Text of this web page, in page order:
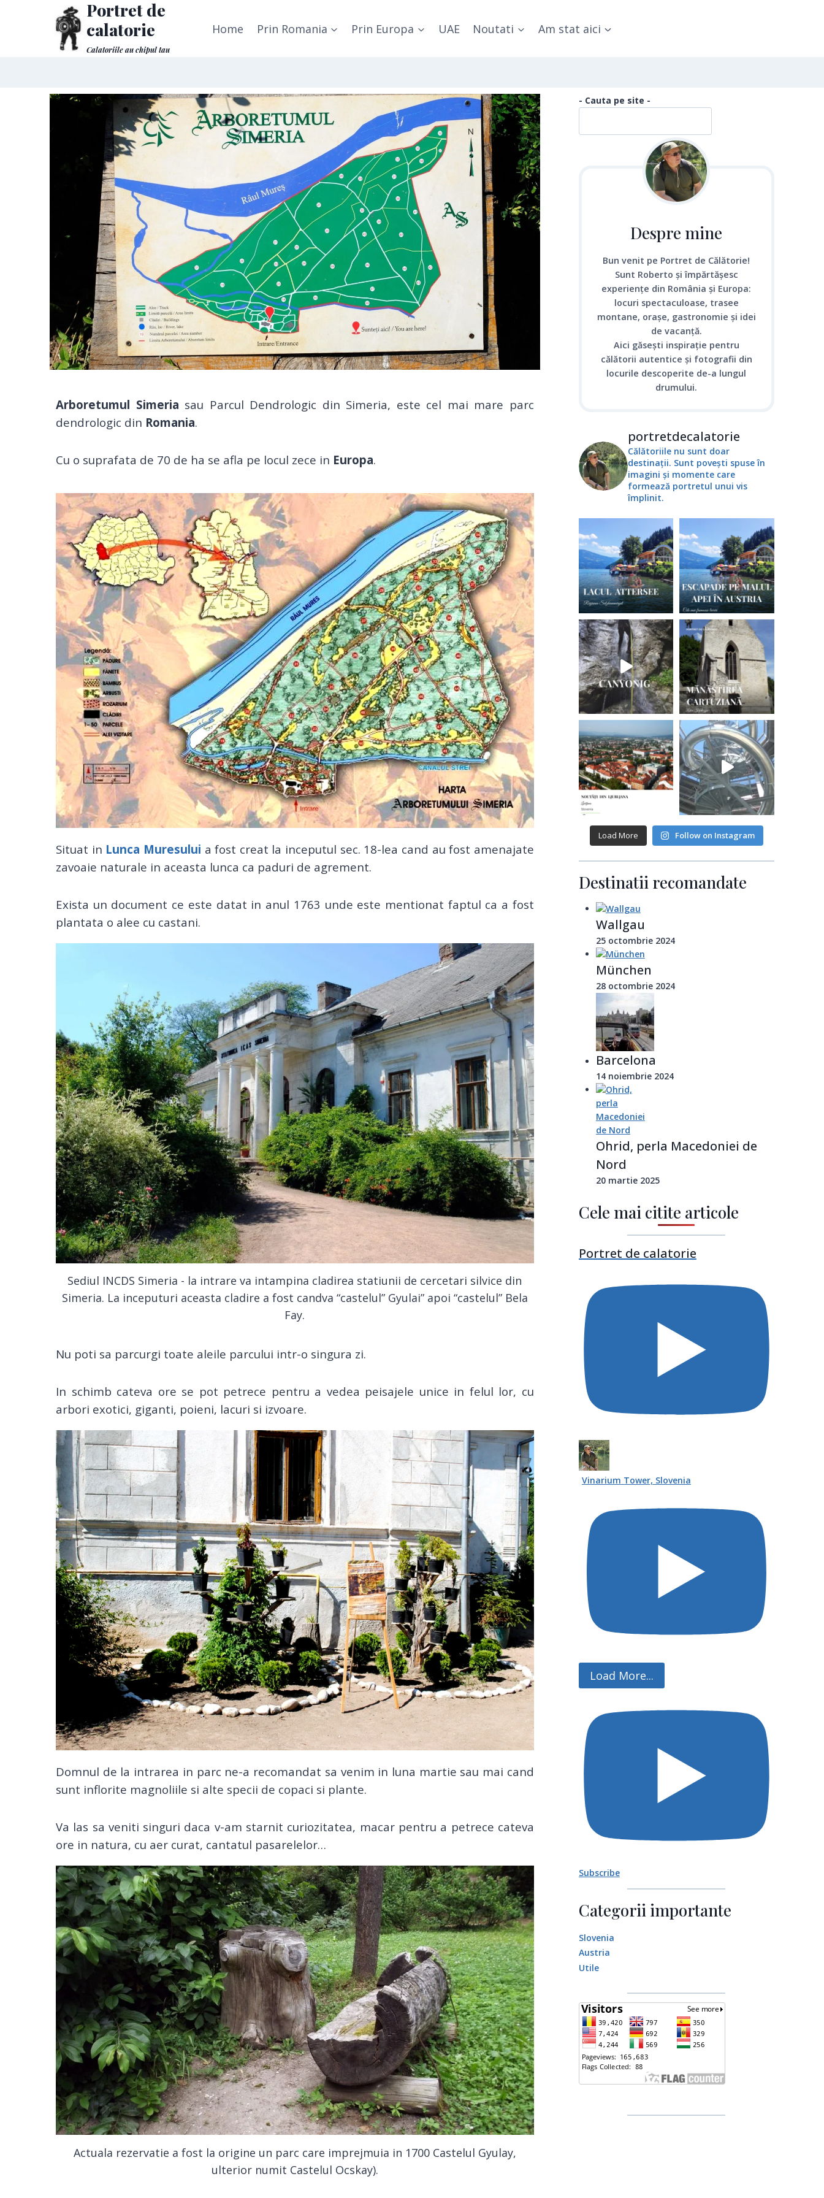
Portret de
calatorie
Calatoriile au chipul tau
Home Prin Romania Prin Europa UAE Noutati Am stat aici
Arboretumul Simeria sau Parcul Dendrologic din Simeria, este cel mai mare parc
dendrologic din Romania.
Cu o suprafata de 70 de ha se afla pe locul zece in Europa.
Situat in Lunca Muresului a fost creat la inceputul sec. 18-lea cand au fost amenajate
zavoaie naturale in aceasta lunca ca paduri de agrement.
Exista un document ce este datat in anul 1763 unde este mentionat faptul ca a fost
plantata o alee cu castani.
Sediul INCDS Simeria - la intrare va intampina cladirea statiunii de cercetari silvice din
Simeria. La inceputuri aceasta cladire a fost candva “castelul” Gyulai” apoi “castelul” Bela
Fay.
Nu poti sa parcurgi toate aleile parcului intr-o singura zi.
In schimb cateva ore se pot petrece pentru a vedea peisajele unice in felul lor, cu
arbori exotici, giganti, poieni, lacuri si izvoare.
Domnul de la intrarea in parc ne-a recomandat sa venim in luna martie sau mai cand
sunt inflorite magnoliile si alte specii de copaci si plante.
Va las sa veniti singuri daca v-am starnit curiozitatea, macar pentru a petrece cateva
ore in natura, cu aer curat, cantatul pasarelelor…
Actuala rezervatie a fost la origine un parc care imprejmuia in 1700 Castelul Gyulay,
ulterior numit Castelul Ocskay).
- Cauta pe site -
Despre mine
Bun venit pe Portret de Călătorie!
Sunt Roberto și împărtășesc
experiențe din România și Europa:
locuri spectaculoase, trasee
montane, orașe, gastronomie și idei
de vacanță.
Aici găsești inspirație pentru
călătorii autentice și fotografii din
locurile descoperite de-a lungul
drumului.
portretdecalatorie
Călătoriile nu sunt doar
destinații. Sunt povești spuse în
imagini și momente care
formează portretul unui vis
împlinit.
Load More Follow on Instagram
Destinatii recomandate
Wallgau
25 octombrie 2024
München
28 octombrie 2024
Barcelona
14 noiembrie 2024
Ohrid, perla Macedoniei de
Nord
20 martie 2025
Cele mai citite articole
Portret de calatorie
Vinarium Tower, Slovenia
Load More...
Subscribe
Categorii importante
Slovenia
Austria
Utile